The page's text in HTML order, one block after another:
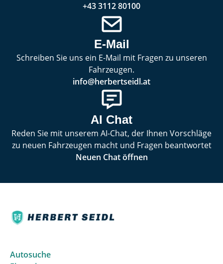
+43 3112 80100
E-Mail
Schreiben Sie uns ein E-Mail mit Fragen zu unseren
Fahrzeugen.
info@herbertseidl.at
AI Chat
Reden Sie mit unserem AI-Chat, der Ihnen Vorschläge
zu neuen Fahrzeugen macht und Fragen beantwortet
Neuen Chat öffnen
Autosuche